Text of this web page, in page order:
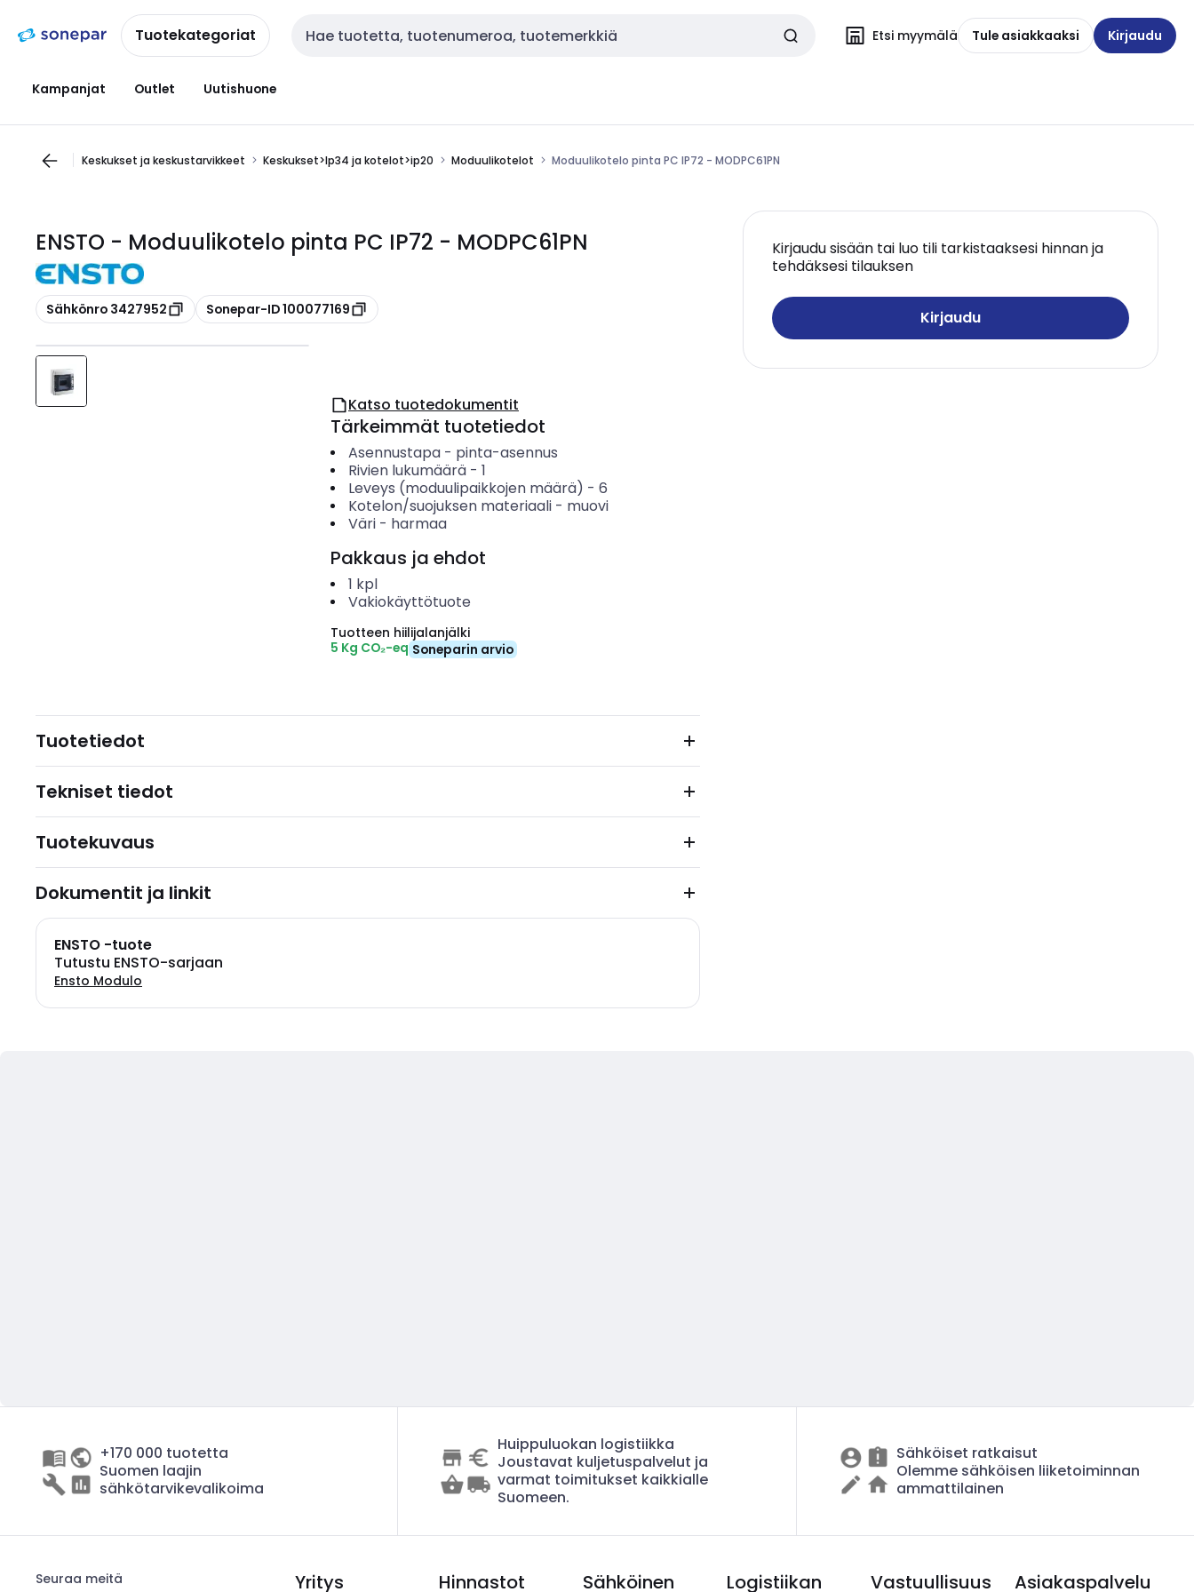
navigointiinsisältöönTuotekategoriat Haku Etsi myymälä Tule asiakkaaksi Kirjaudu
Kampanjat Outlet Uutishuone
Keskukset ja keskustarvikkeet Keskukset>Ip34 ja kotelot>ip20 Moduulikotelot Moduulikotelo pinta PC IP72 - MODPC61PN
ENSTO - Moduulikotelo pinta PC IP72 - MODPC61PN
Kopioi
Sähkönro 3427952 Kopioi
Sonepar-ID 100077169
Kirjaudu sisään tai luo tili tarkistaaksesi hinnan ja
tehdäksesi tilauksen
Kirjaudu
Katso tuotedokumentit
Tärkeimmät tuotetiedot
Asennustapa- pinta-asennus
Rivien lukumäärä- 1
Leveys (moduulipaikkojen määrä) - 6
Kotelon/suojuksen materiaali- muovi
Väri- harmaa
Pakkaus ja ehdot
1 kpl
Vakiokäyttötuote
Tuotteen hiilijalanjälki
5 Kg CO₂-eq Soneparin arvio
Tuotetiedot
Tekniset tiedot
Tuotekuvaus
Dokumentit ja linkit
ENSTO -tuote
Tutustu ENSTO-sarjaan
Ensto Modulo
+170 000 tuotetta
Suomen laajin
sähkötarvikevalikoima
Huippuluokan logistiikka
Joustavat kuljetuspalvelut ja
varmat toimitukset kaikkialle
Suomeen.
Sähköiset ratkaisut
Olemme sähköisen liiketoiminnan
ammattilainen
Seuraa meitä Yritys Hinnastot
Sähköinen
Logistiikan
Vastuullisuus Asiakaspalvelu